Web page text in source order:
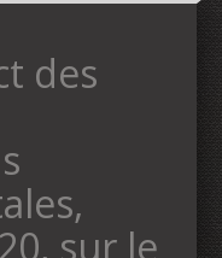
des
sur le